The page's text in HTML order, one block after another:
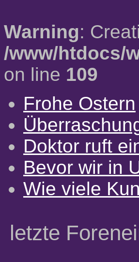
Warning:
/www/htdocs/
on line 109
Frohe Ostern
Doktor ruft
Bevor wir in
Wie viele
letzte